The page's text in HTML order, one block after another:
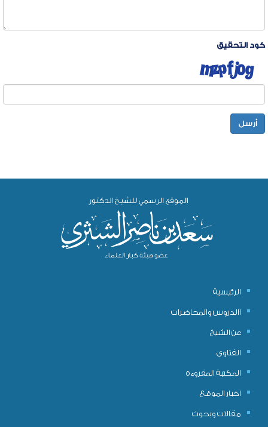
كود التحقيق
أرسل
الرئيسية
االدروس والمحاضرات
عن الشيخ
الفتاوى
المكتبة المقروءة
اخبار الموقع
مقالات وبحوث